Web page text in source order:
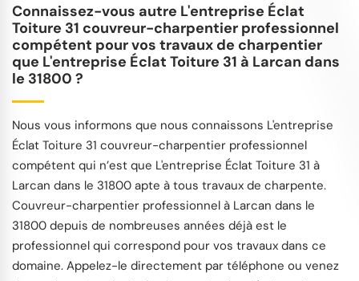
Connaissez-vous autre L'entreprise Éclat
Toiture 31 couvreur-charpentier professionnel
compétent pour vos travaux de charpentier
que L'entreprise Éclat Toiture 31 à Larcan dans
le 31800 ?
Nous vous informons que nous connaissons L'entreprise
Éclat Toiture 31 couvreur-charpentier professionnel
compétent qui n’est que L'entreprise Éclat Toiture 31 à
Larcan dans le 31800 apte à tous travaux de charpente.
Couvreur-charpentier professionnel à Larcan dans le
31800 depuis de nombreuses années déjà est le
professionnel qui correspond pour vos travaux dans ce
domaine. Appelez-le directement par téléphone ou venez